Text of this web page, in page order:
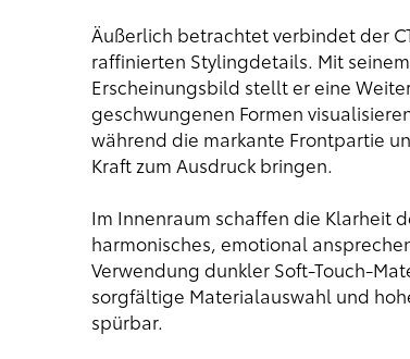
Äußerlich betrachtet verbindet der
raffinierten Stylingdetails. Mit
Erscheinungsbild stellt er eine
geschwungenen Formen
während die markante Frontpartie
Kraft zum Ausdruck bringen.
Im Innenraum schaffen die Klarheit
harmonisches, emotional
Verwendung dunkler Soft-Touch-
sorgfältige Materialauswahl und
spürbar.